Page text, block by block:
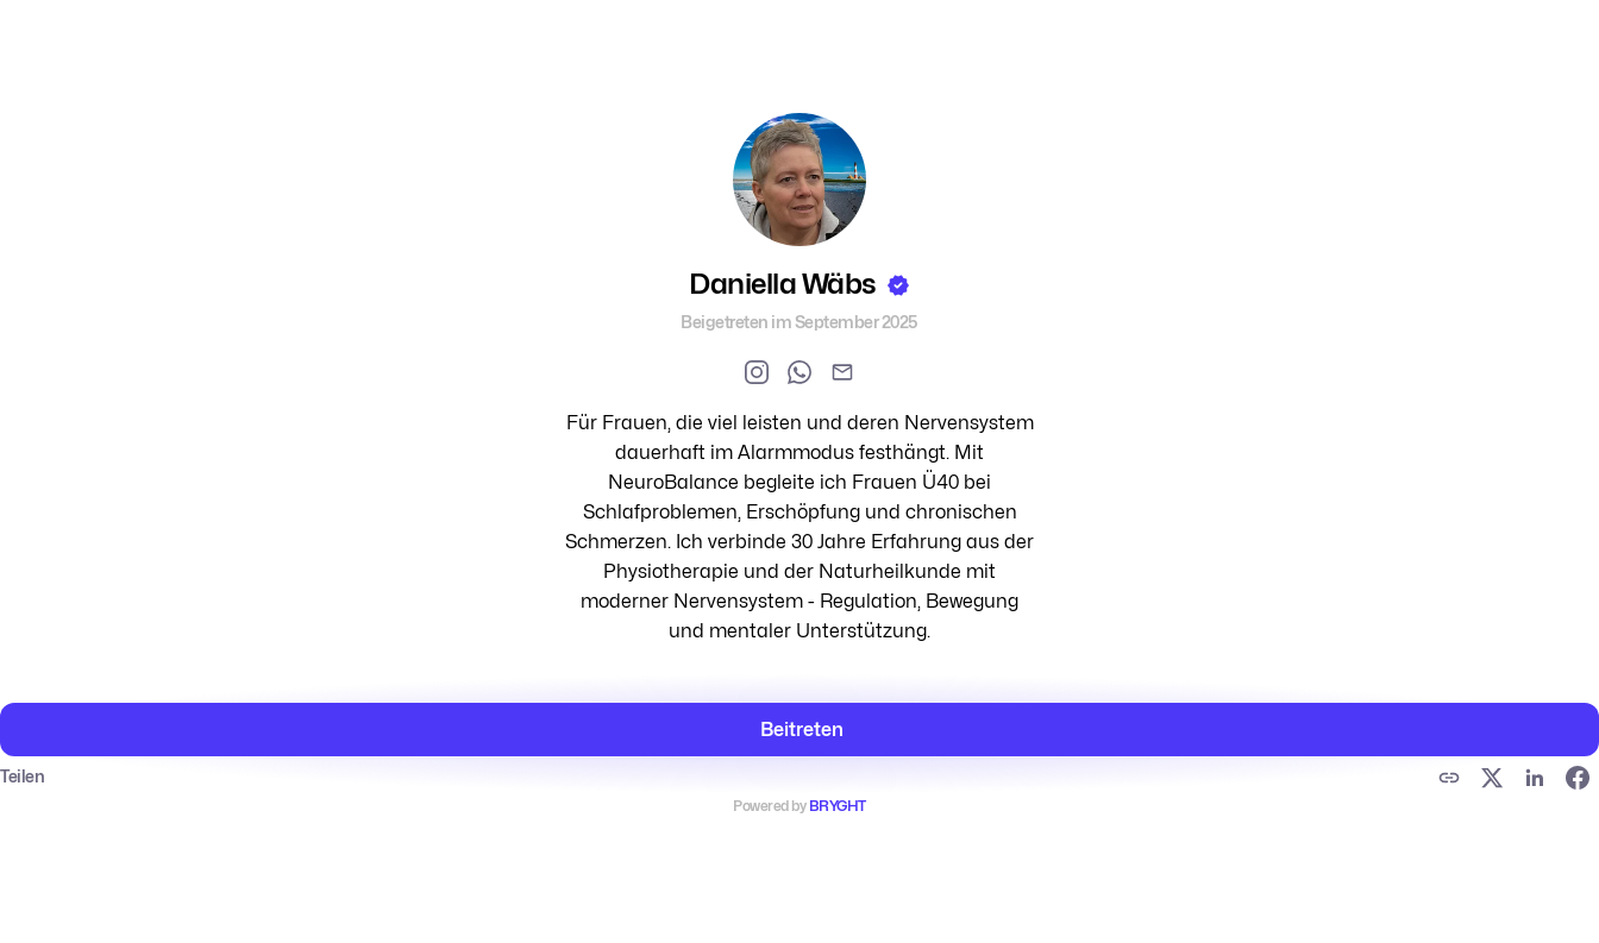
Daniella Wäbs
Beigetreten im September 2025
Für Frauen, die viel leisten und deren Nervensystem
dauerhaft im Alarmmodus festhängt. Mit
NeuroBalance begleite ich Frauen Ü40 bei
Schlafproblemen, Erschöpfung und chronischen
Schmerzen. Ich verbinde 30 Jahre Erfahrung aus der
Physiotherapie und der Naturheilkunde mit
moderner Nervensystem - Regulation, Bewegung
und mentaler Unterstützung.
Beitreten
Teilen
Powered by BRYGHT